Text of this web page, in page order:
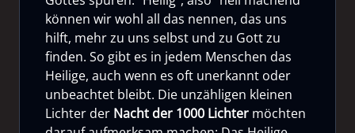
können wir wohl all das nennen, das uns
hilft, mehr zu uns selbst und zu Gott zu
finden. So gibt es in jedem Menschen das
Heilige, auch wenn es oft unerkannt oder
unbeachtet bleibt. Die unzähligen kleinen
Lichter der Nacht der 1000 Lichter möchten